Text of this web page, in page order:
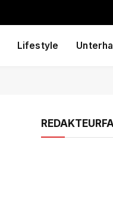
Lifestyle